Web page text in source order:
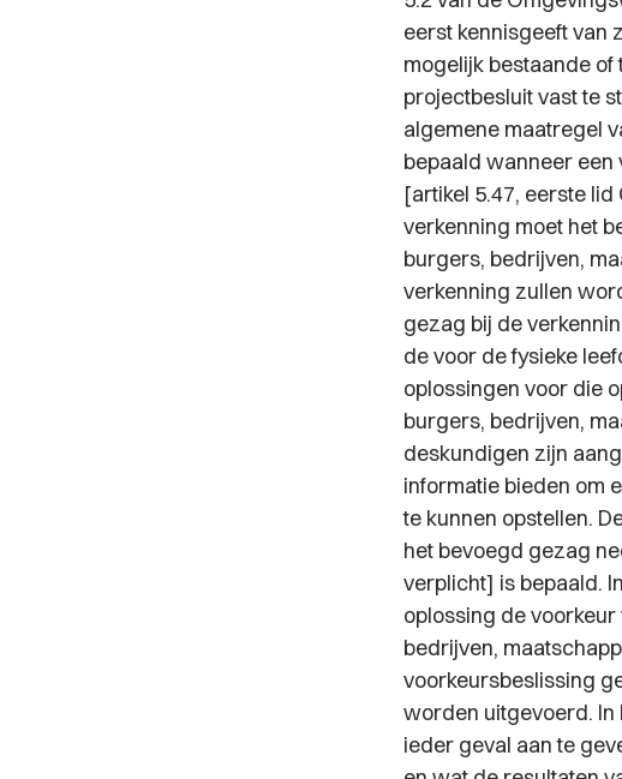
eerst kennisgeeft van
mogelijk bestaande of
projectbesluit vast te
algemene maatregel
bepaald wanneer
[artikel 5.47, eerste
verkenning moet het
burgers, bedrijven,
verkenning zullen
gezag bij de
de voor de fysieke
oplossingen voor die
burgers, bedrijven,
deskundigen zijn
informatie bieden om
te kunnen opstellen.
het bevoegd gezag
verplicht] is bepaald.
oplossing de
bedrijven,
voorkeursbeslissing
worden uitgevoerd. In
ieder geval aan te